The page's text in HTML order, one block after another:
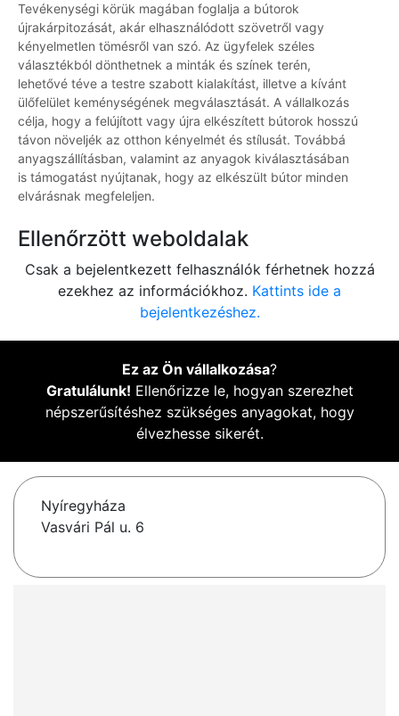
Tevékenységi körük magában foglalja a bútorok
újrakárpitozását, akár elhasználódott szövetről vagy
kényelmetlen tömésről van szó. Az ügyfelek széles
választékból dönthetnek a minták és színek terén,
lehetővé téve a testre szabott kialakítást, illetve a kívánt
ülőfelület keménységének megválasztását. A vállalkozás
célja, hogy a felújított vagy újra elkészített bútorok hosszú
távon növeljék az otthon kényelmét és stílusát. Továbbá
anyagszállításban, valamint az anyagok kiválasztásában
is támogatást nyújtanak, hogy az elkészült bútor minden
elvárásnak megfeleljen.
Ellenőrzött weboldalak
Csak a bejelentkezett felhasználók férhetnek hozzá
ezekhez az információkhoz. Kattints ide a
bejelentkezéshez.
Ez az Ön vállalkozása?
Gratulálunk! Ellenőrizze le, hogyan szerezhet
népszerűsítéshez szükséges anyagokat, hogy
élvezhesse sikerét.
Nyíregyháza
Vasvári Pál u. 6